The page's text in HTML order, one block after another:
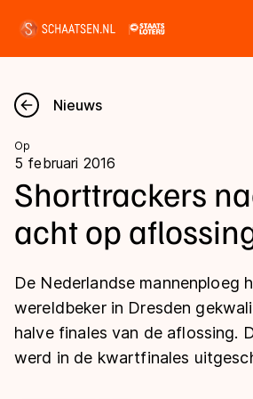
Nieuws
Kalender
Disciplines
Langebaan
Shorttrack
Inlineskaten
Uitslagen
Langebaan
Shorttrack
Tijden & historie
Nieuws
Op
5 februari 2016
Shorttrackers
acht op
De Nederlandse mannenploeg
wereldbeker in Dresden
halve finales van de aflossing.
werd in de kwartfinales